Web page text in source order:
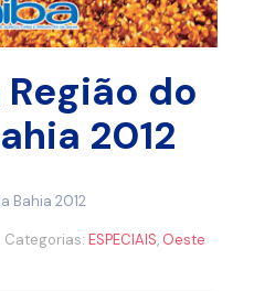
do
2012
Bahia 2012
Categorias: ESPECIAIS, Oeste